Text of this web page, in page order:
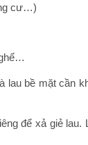
cư…)
lau bề mặt cần
để xả giẻ